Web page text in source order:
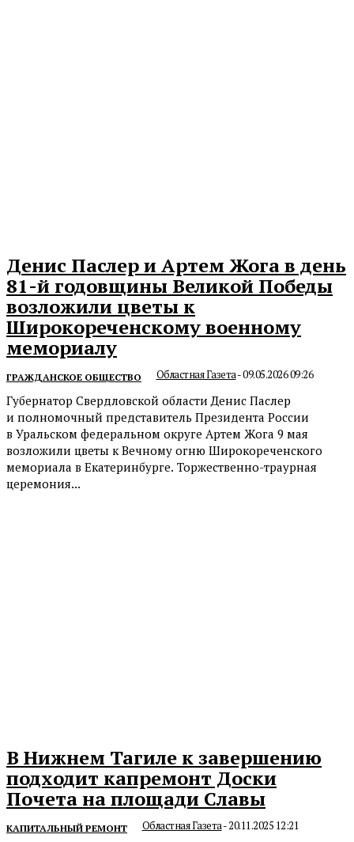
Денис Паслер и Артем Жога в день
81-й годовщины Великой Победы
возложили цветы к
Широкореченскому военному
мемориалу
ГРАЖДАНСКОЕ ОБЩЕСТВО Областная Газета-09.05.2026 09:26
Губернатор Свердловской области Денис Паслер
и полномочный представитель Президента России
в Уральском федеральном округе Артем Жога 9 мая
возложили цветы к Вечному огню Широкореченского
мемориала в Екатеринбурге. Торжественно-траурная
церемония...
В Нижнем Тагиле к завершению
подходит капремонт Доски
Почета на площади Славы
КАПИТАЛЬНЫЙ РЕМОНТ Областная Газета-20.11.2025 12:21